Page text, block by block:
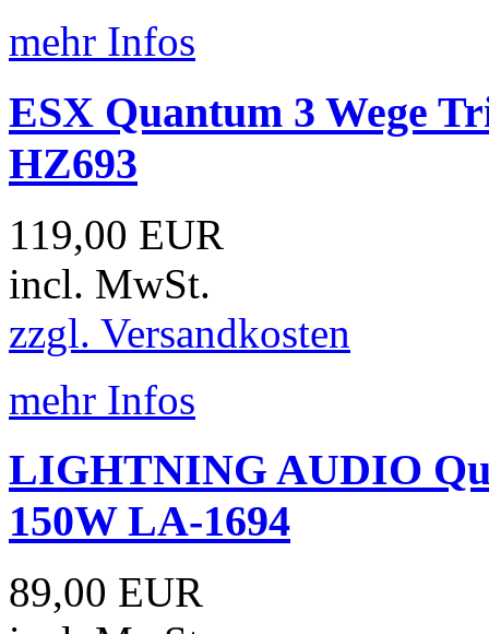
mehr Infos
ESX Quantum 3 Wege
HZ693
119,00 EUR
incl. MwSt.
zzgl. Versandkosten
mehr Infos
LIGHTNING AUDIO
150W LA-1694
89,00 EUR